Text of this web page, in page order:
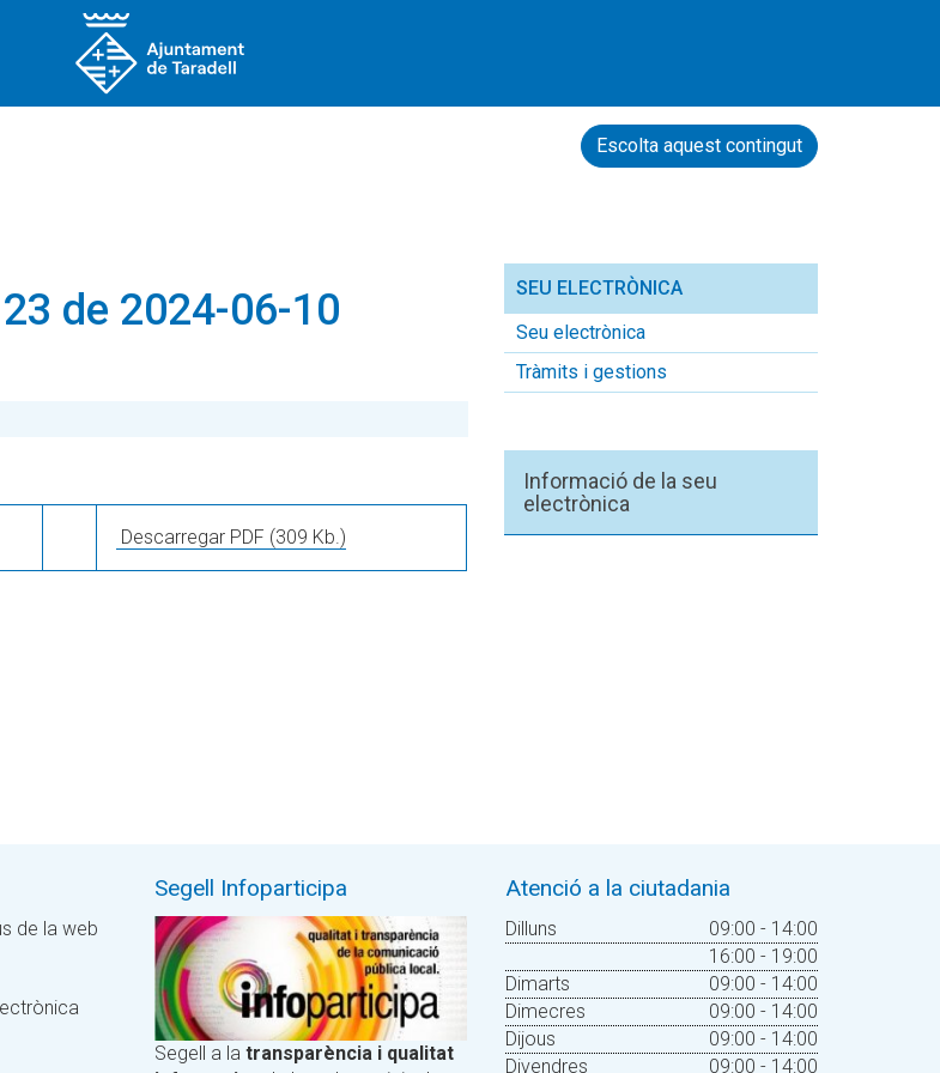
Escolta aquest contingut
de 2024-06-10
Descarregar PDF (309 Kb.)
SEU ELECTRÒNICA
Seu electrònica
Tràmits i gestions
Informació de la seu
electrònica
de la web
Segell Infoparticipa
Segell a la transparència i qualitat
Atenció a la ciutadania
Dilluns
09:00 - 14:00
16:00 - 19:00
Dimarts
09:00 - 14:00
Dimecres
09:00 - 14:00
Dijous
09:00 - 14:00
Divendres
09:00 - 14:00